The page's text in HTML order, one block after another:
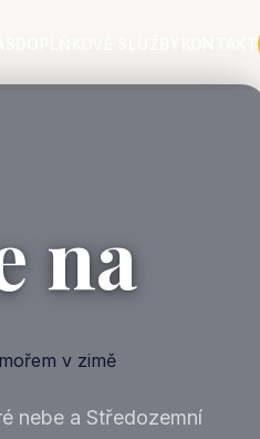
KONTAKT
na
nebe a Středozemní